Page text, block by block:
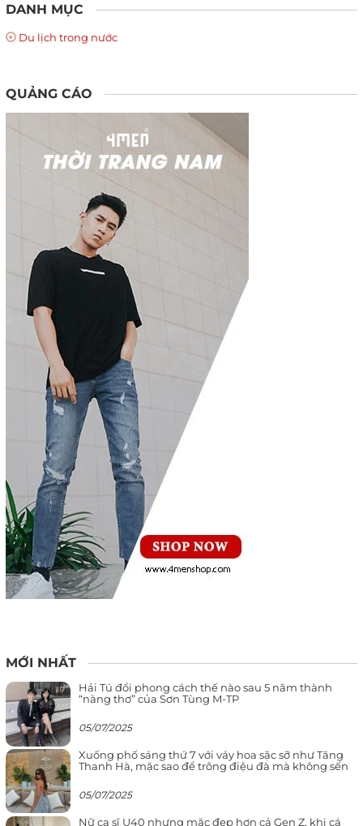
DANH MỤC
Du lịch trong nước
QUẢNG CÁO
MỚI NHẤT
Hải Tú đổi phong cách thế nào sau 5 năm thành
“nàng thơ” của Sơn Tùng M-TP
05/07/2025
Xuống phố sáng thứ 7 với váy hoa sặc sỡ như Tăng
Thanh Hà, mặc sao để trông điệu đà mà không sến
05/07/2025
Nữ ca sĩ U40 nhưng mặc đẹp hơn cả Gen Z, khi cá